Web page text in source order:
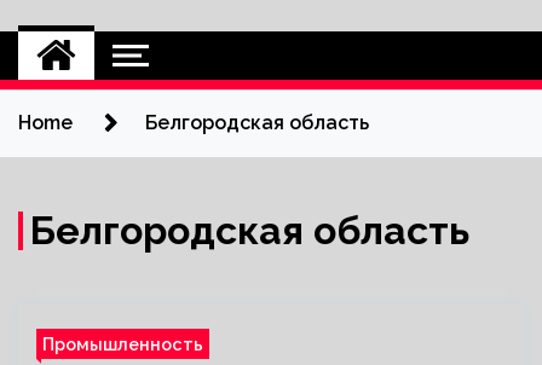
Home Белгородская область
Белгородская область
Промышленность